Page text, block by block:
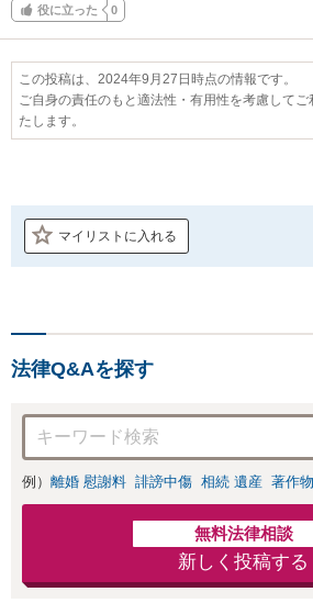
役に立った 0
この投稿は、2024年9月27日時点の情報です。
ご自身の責任のもと適法性・有用性を考慮して
たします。
マイリストに入れる
法律Q&Aを探す
例） 離婚 慰謝料 誹謗中傷 相続 遺産 著作
無料法律相談
新しく投稿する